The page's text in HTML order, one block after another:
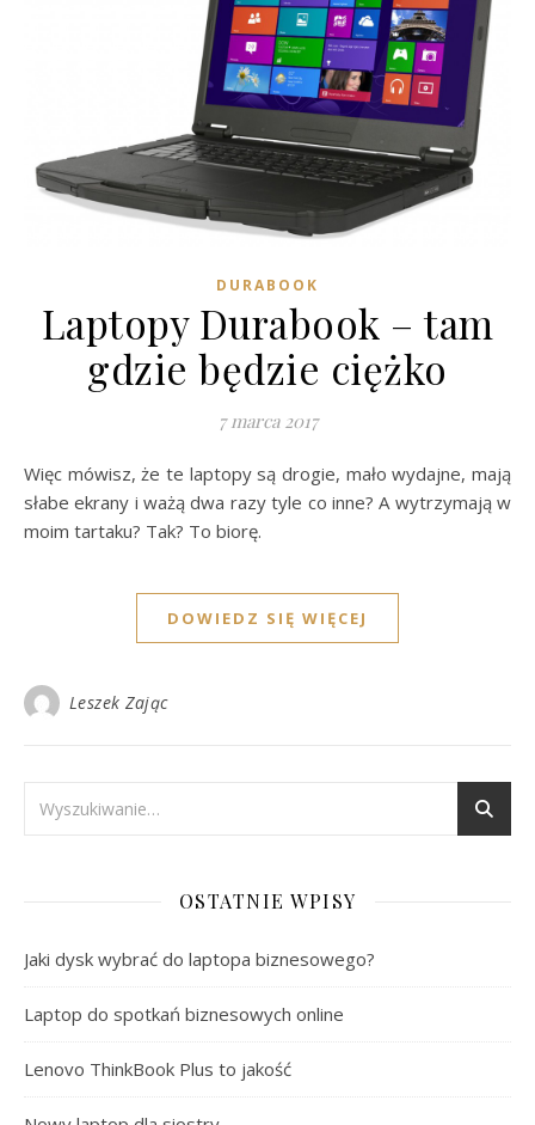
DURABOOK
Laptopy Durabook – tam
gdzie będzie ciężko
7 marca 2017
Więc mówisz, że te laptopy są drogie, mało wydajne, mają
słabe ekrany i ważą dwa razy tyle co inne? A wytrzymają w
moim tartaku? Tak? To biorę.
DOWIEDZ SIĘ WIĘCEJ
Leszek Zając
OSTATNIE WPISY
Jaki dysk wybrać do laptopa biznesowego?
Laptop do spotkań biznesowych online
Lenovo ThinkBook Plus to jakość